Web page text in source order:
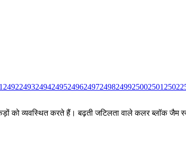
2492249324942495249624972498249925002501 2502
को व्यवस्थित करते हैं। बढ़ती जटिलता वाले कलर ब्लॉक